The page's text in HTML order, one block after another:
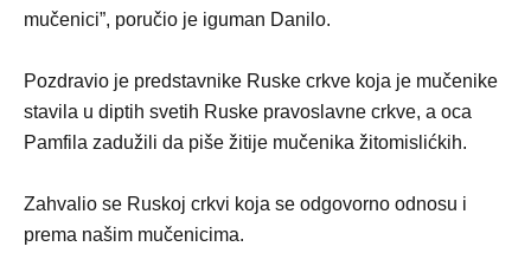
mučenici”, poručio je iguman Danilo.
Pozdravio je predstavnike Ruske crkve koja je mučenike
stavila u diptih svetih Ruske pravoslavne crkve, a oca
Pamfila zadužili da piše žitije mučenika žitomislićkih.
Zahvalio se Ruskoj crkvi koja se odgovorno odnosu i
prema našim mučenicima.